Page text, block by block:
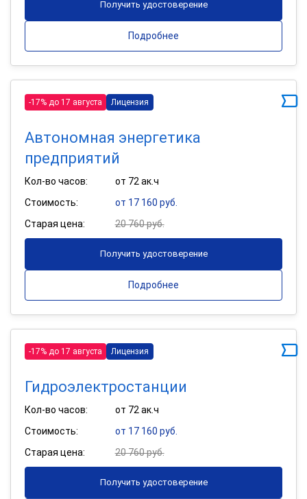
Получить удостоверение
Подробнее
-17% до 17 августа Лицензия
Автономная энергетика
предприятий
Кол-во часов:
от 72 ак.ч
Стоимость:
от 17 160 руб.
Старая цена:
20 760 руб.
Получить удостоверение
Подробнее
-17% до 17 августа Лицензия
Гидроэлектростанции
Кол-во часов:
от 72 ак.ч
Стоимость:
от 17 160 руб.
Старая цена:
20 760 руб.
Получить удостоверение